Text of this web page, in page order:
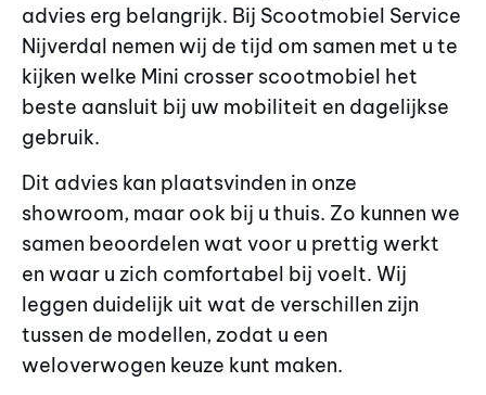
advies erg belangrijk. Bij Scootmobiel Service
Nijverdal nemen wij de tijd om samen met u te
kijken welke Mini crosser scootmobiel het
beste aansluit bij uw mobiliteit en dagelijkse
gebruik.
Dit advies kan plaatsvinden in onze
showroom, maar ook bij u thuis. Zo kunnen we
samen beoordelen wat voor u prettig werkt
en waar u zich comfortabel bij voelt. Wij
leggen duidelijk uit wat de verschillen zijn
tussen de modellen, zodat u een
weloverwogen keuze kunt maken.